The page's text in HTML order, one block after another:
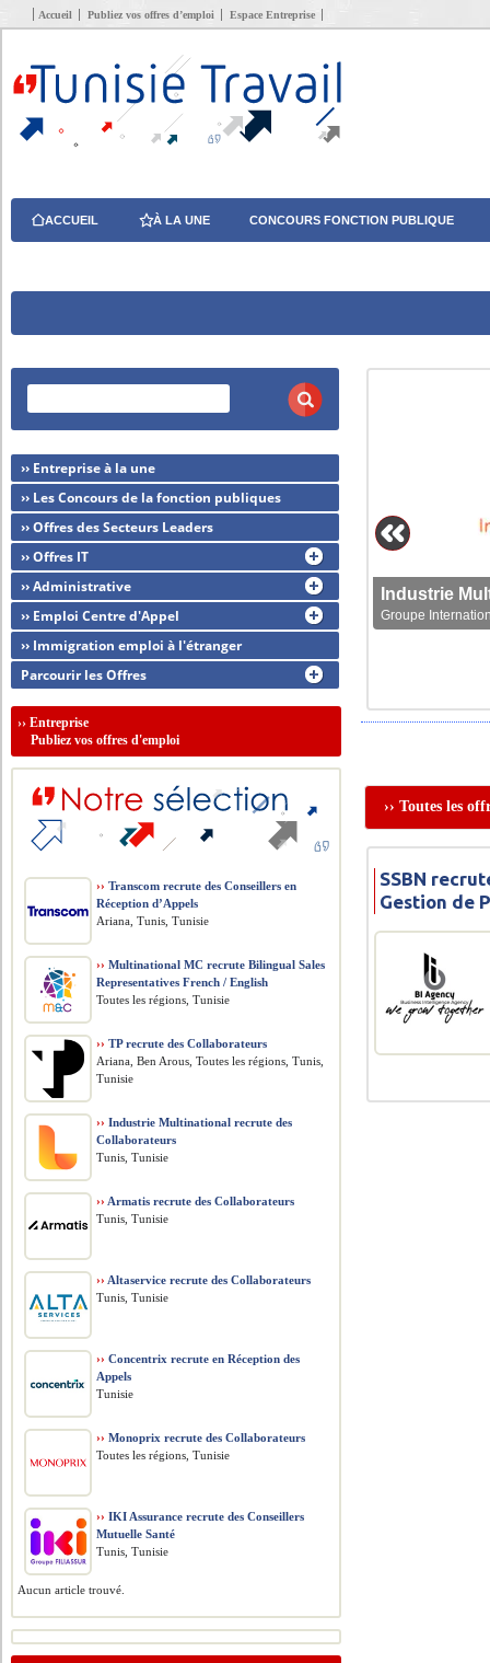
Accueil Publiez vos offres d’emploi Espace Entreprise
ACCUEIL À LA UNE CONCOURS FONCTION PUBLIQUE
Groupe
›› Toutes les
SSBN
Gestion de
›› Entreprise à la une
›› Les Concours de la fonction publiques
›› Offres des Secteurs Leaders
›› Offres IT
›› Administrative
›› Emploi Centre d'Appel
›› Immigration emploi à l'étranger
Parcourir les Offres
››Entreprise
Publiez vos offres d'emploi
›› Transcom recrute des Conseillers en
Réception d’Appels
Ariana, Tunis, Tunisie
›› Multinational MC recrute Bilingual Sales
Representatives French / English
Toutes les régions, Tunisie
›› TP recrute des Collaborateurs
Ariana, Ben Arous, Toutes les régions, Tunis,
Tunisie
›› Industrie Multinational recrute des
Collaborateurs
Tunis, Tunisie
›› Armatis recrute des Collaborateurs
Tunis, Tunisie
›› Altaservice recrute des Collaborateurs
Tunis, Tunisie
›› Concentrix recrute en Réception des
Appels
Tunisie
›› Monoprix recrute des Collaborateurs
Toutes les régions, Tunisie
›› IKI Assurance recrute des Conseillers
Mutuelle Santé
Tunis, Tunisie
Aucun article trouvé.